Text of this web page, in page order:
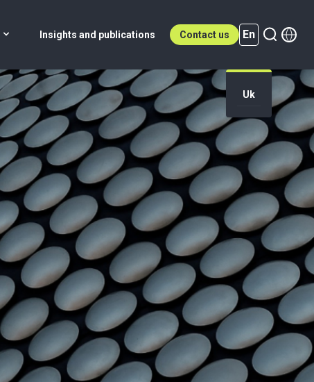
Insights and publications Contact us En
Uk
En (active)